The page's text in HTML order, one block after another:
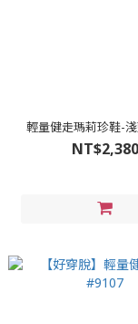
輕量健走瑪莉珍鞋-
NT$2,380